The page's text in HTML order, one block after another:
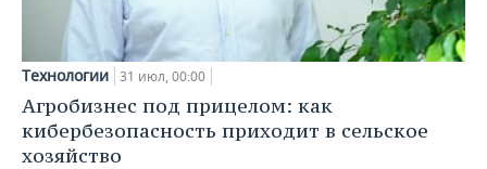
Технологии 31 июл, 00:00
Агробизнес под прицелом: как
кибербезопасность приходит в сельское
хозяйство